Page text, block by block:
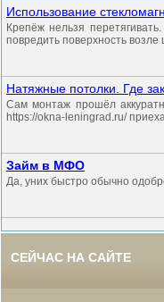
Использование
Крепёж нельзя
повредить поверхность
Натяжные потолки. Где
Сам монтаж прошёл
https://okna-leningrad.ru/
Займ в МФО
Да, уних быстро обычно
СЕЙЧАС НА САЙТЕ